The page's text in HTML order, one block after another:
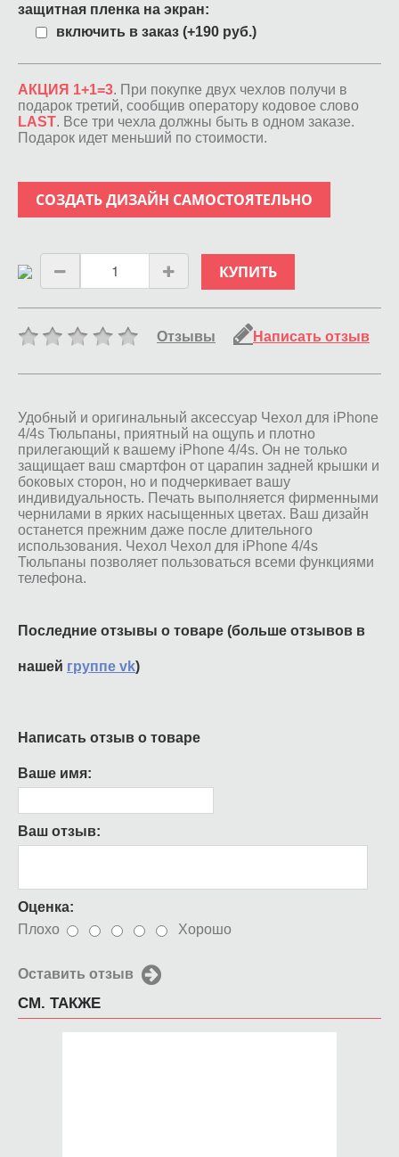
защитная пленка на экран:
включить в заказ (+190 руб.)
АКЦИЯ 1+1=3. При покупке двух чехлов получи в
подарок третий, сообщив оператору кодовое слово
LAST. Все три чехла должны быть в одном заказе.
Подарок идет меньший по стоимости.
СОЗДАТЬ ДИЗАЙН САМОСТОЯТЕЛЬНО
КУПИТЬ
Отзывы Написать отзыв
Удобный и оригинальный аксессуар Чехол для iPhone
4/4s Тюльпаны, приятный на ощупь и плотно
прилегающий к вашему iPhone 4/4s. Он не только
защищает ваш смартфон от царапин задней крышки и
боковых сторон, но и подчеркивает вашу
индивидуальность. Печать выполняется фирменными
чернилами в ярких насыщенных цветах. Ваш дизайн
останется прежним даже после длительного
использования. Чехол Чехол для iPhone 4/4s
Тюльпаны позволяет пользоваться всеми функциями
телефона.
Последние отзывы о товаре (больше отзывов в
нашей группе vk)
Написать отзыв о товаре
Ваше имя:
Ваш отзыв:
Оценка:
Плохо
Хорошо
Оставить отзыв
СМ. ТАКЖЕ